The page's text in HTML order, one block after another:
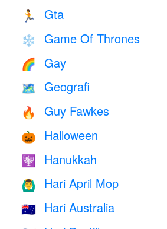
🏃 Gta
❄️ Game Of Thrones
🌈 Gay
🗺 Geografi
🔥 Guy Fawkes
🎃 Halloween
🕎 Hanukkah
🙆‍♂️ Hari April Mop
🇦🇺 Hari Australia